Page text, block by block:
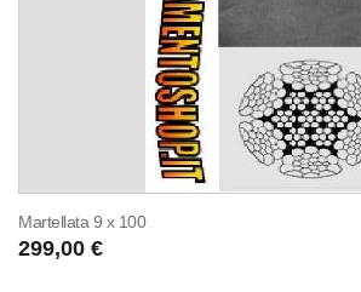
Martellata 9 x 100
299,00 €